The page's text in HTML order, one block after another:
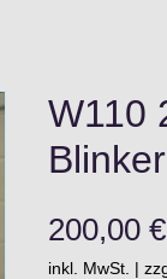
W110
200,00 €
inkl. MwSt. |